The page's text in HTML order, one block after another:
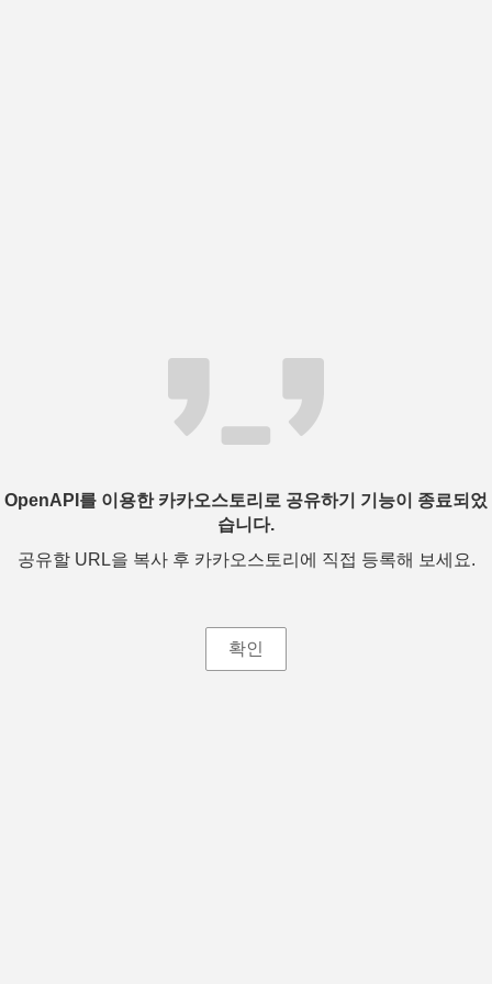
OpenAPI를 이용한 카카오스토리로 공유하기 기능이 종료되었
습니다.
공유할 URL을 복사 후 카카오스토리에 직접 등록해 보세요.
확인